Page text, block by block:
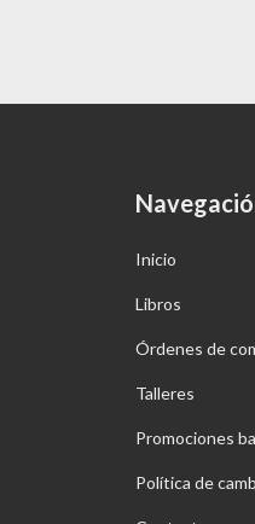
Inicio
Libros
Órdenes de
Talleres
Promociones
Política de